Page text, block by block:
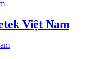
Việt Nam